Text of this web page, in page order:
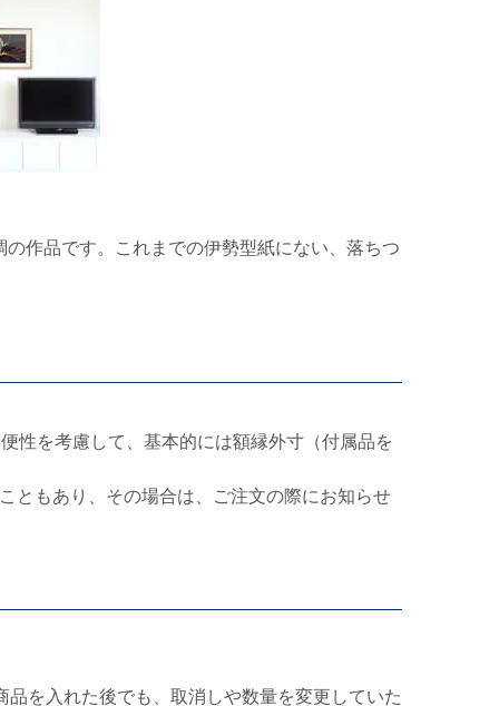
作品です。これまでの伊勢型紙にない、落ちつ
性を考慮して、基本的には額縁外寸（付属品を
ともあり、その場合は、ご注文の際にお知らせ
を入れた後でも、取消しや数量を変更していた